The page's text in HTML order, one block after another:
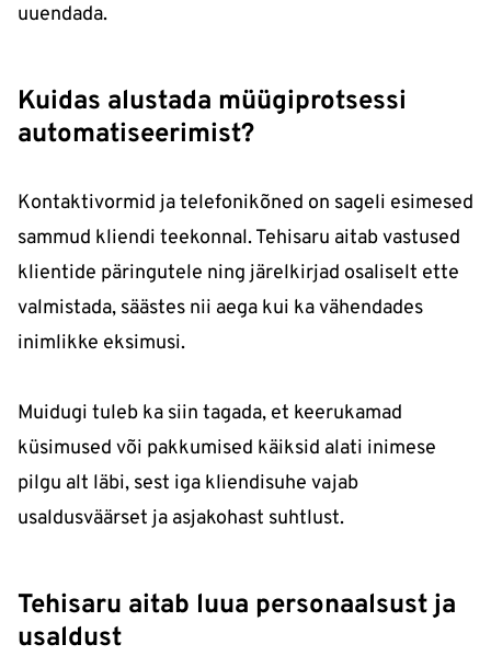
uuendada.
Kuidas alustada müügiprotsessi
automatiseerimist?
Kontaktivormid ja telefonikõned on sageli esimesed
sammud kliendi teekonnal. Tehisaru aitab vastused
klientide päringutele ning järelkirjad osaliselt ette
valmistada, säästes nii aega kui ka vähendades
inimlikke eksimusi.
Muidugi tuleb ka siin tagada, et keerukamad
küsimused või pakkumised käiksid alati inimese
pilgu alt läbi, sest iga kliendisuhe vajab
usaldusväärset ja asjakohast suhtlust.
Tehisaru aitab luua personaalsust ja
usaldust